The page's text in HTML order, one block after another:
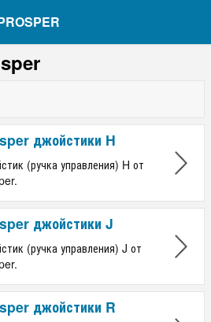
джойстики H
(ручка управления) H от
джойстики J
(ручка управления) J от
джойстики R